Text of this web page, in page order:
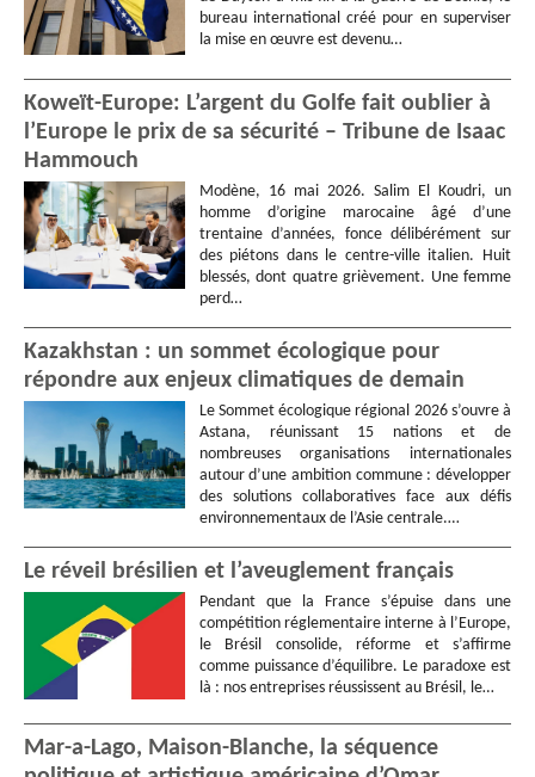
bureau international créé pour en superviser
la mise en œuvre est devenu…
Koweït-Europe: L’argent du Golfe fait oublier à
l’Europe le prix de sa sécurité – Tribune de Isaac
Hammouch
Modène, 16 mai 2026. Salim El Koudri, un
homme d’origine marocaine âgé d’une
trentaine d’années, fonce délibérément sur
des piétons dans le centre-ville italien. Huit
blessés, dont quatre grièvement. Une femme
perd…
Kazakhstan : un sommet écologique pour
répondre aux enjeux climatiques de demain
Le Sommet écologique régional 2026 s’ouvre à
Astana, réunissant 15 nations et de
nombreuses organisations internationales
autour d’une ambition commune : développer
des solutions collaboratives face aux défis
environnementaux de l’Asie centrale.…
Le réveil brésilien et l’aveuglement français
Pendant que la France s’épuise dans une
compétition réglementaire interne à l’Europe,
le Brésil consolide, réforme et s’affirme
comme puissance d’équilibre. Le paradoxe est
là : nos entreprises réussissent au Brésil, le…
Mar-a-Lago, Maison-Blanche, la séquence